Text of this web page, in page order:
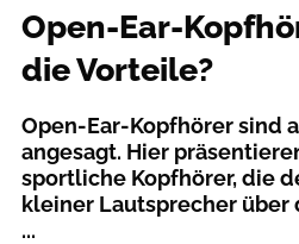
Open-Ear-
die Vorteile?
Open-Ear-Kopfhörer sind
angesagt. Hier
sportliche Kopfhörer, die
kleiner Lautsprecher über
...